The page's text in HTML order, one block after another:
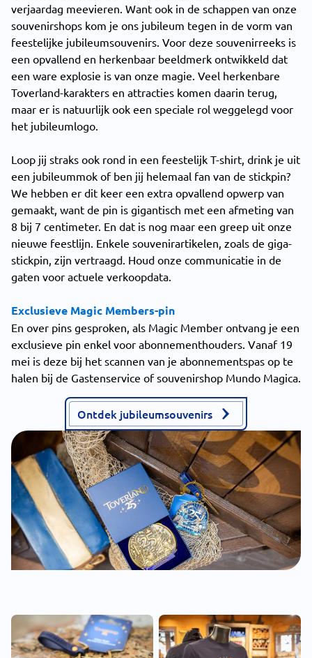
verjaardag meevieren. Want ook in de schappen van onze
souvenirshops kom je ons jubileum tegen in de vorm van
feestelijke jubileumsouvenirs. Voor deze souvenirreeks is
een opvallend en herkenbaar beeldmerk ontwikkeld dat
een ware explosie is van onze magie. Veel herkenbare
Toverland-karakters en attracties komen daarin terug,
maar er is natuurlijk ook een speciale rol weggelegd voor
het jubileumlogo.
Loop jij straks ook rond in een feestelijk T-shirt, drink je uit
een jubileummok of ben jij helemaal fan van de stickpin?
We hebben er dit keer een extra opvallend opwerp van
gemaakt, want de pin is gigantisch met een afmeting van
8 bij 7 centimeter. En dat is nog maar een greep uit onze
nieuwe feestlijn. Enkele souvenirartikelen, zoals de giga-
stickpin, zijn vertraagd. Houd onze communicatie in de
gaten voor actuele verkoopdata.
Exclusieve Magic Members-pin
En over pins gesproken, als Magic Member ontvang je een
exclusieve pin enkel voor abonnementhouders. Vanaf 19
mei is deze bij het scannen van je abonnementspas op te
halen bij de Gastenservice of souvenirshop Mundo Magica.
Ontdek jubileumsouvenirs